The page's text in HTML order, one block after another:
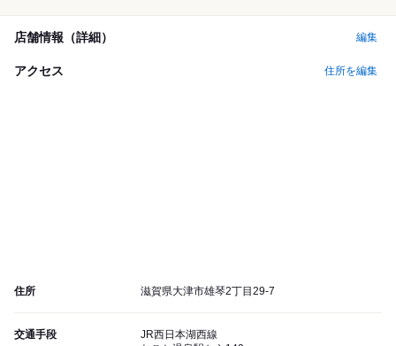
店舗情報（詳細） 編集
アクセス 住所を編集
住所 滋賀県大津市雄琴2丁目29-7
交通手段
JR西日本湖西線